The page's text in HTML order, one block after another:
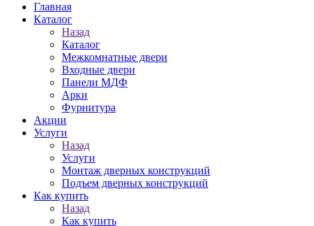
Главная
Каталог
Назад
Каталог
Межкомнатные двери
Входные двери
Панели МДФ
Арки
Фурнитура
Акции
Услуги
Назад
Услуги
Монтаж дверных конструкций
Подъем дверных конструкций
Как купить
Назад
Как купить